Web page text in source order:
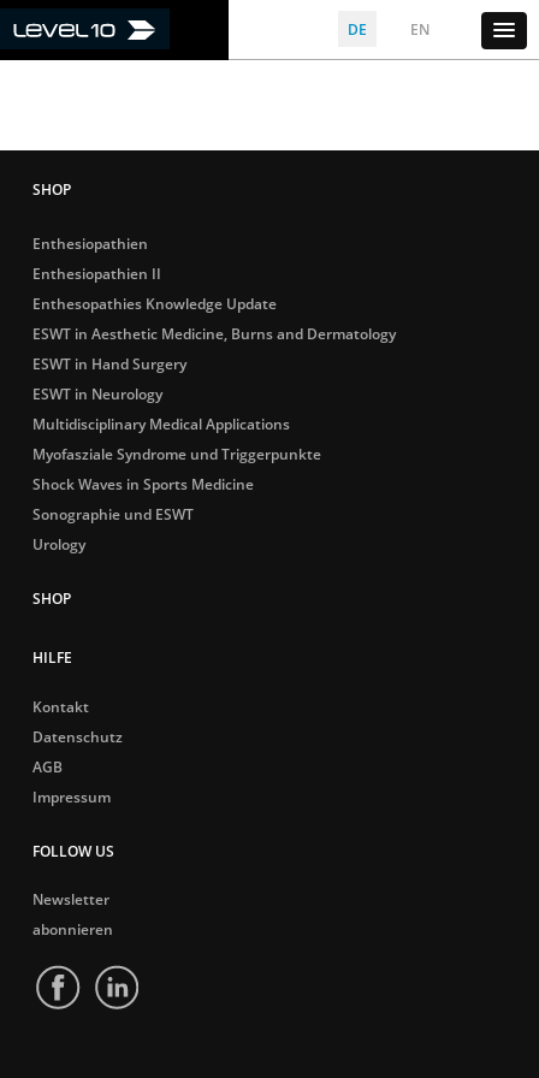
DE EN
Enthesiopathien
Enthesiopathien II
Enthesopathies Knowledge Update
ESWT in Aesthetic Medicine, Burns and Dermatology
ESWT in Hand Surgery
ESWT in Neurology
Multidisciplinary Medical Applications
Myofasziale Syndrome und Triggerpunkte
Shock Waves in Sports Medicine
Sonographie und ESWT
Urology
HILFE
Kontakt
Datenschutz
AGB
Impressum
FOLLOW US
Newsletter
abonnieren